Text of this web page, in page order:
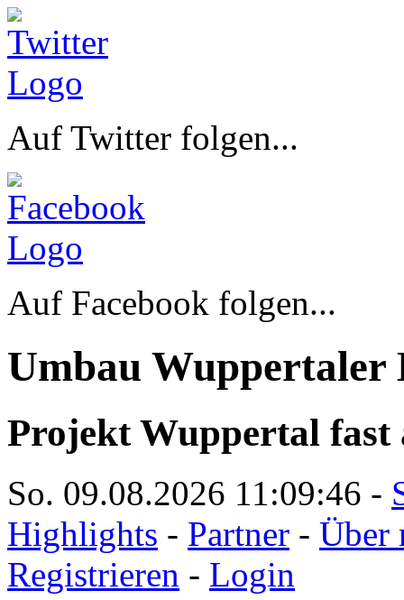
Auf Twitter folgen...
Auf Facebook folgen...
Umbau Wuppertaler
Projekt Wuppertal fast
So. 09.08.2026 11:09:46 -
Highlights - Partner - Über
Registrieren - Login